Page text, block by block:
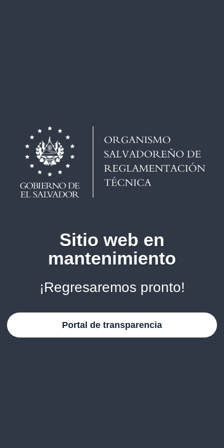
Sitio web en
mantenimiento
¡Regresaremos pronto!
Portal de transparencia